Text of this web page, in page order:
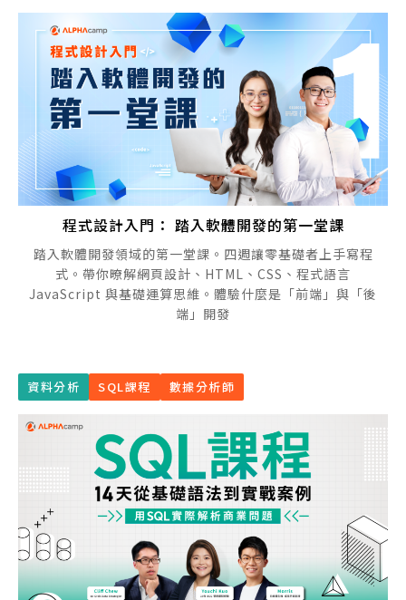
程式設計入門： 踏入軟體開發的第一堂課
踏入軟體開發領域的第一堂課。四週讓零基礎者上手寫程
式。帶你暸解網頁設計、HTML、CSS、程式語言
JavaScript 與基礎運算思維。體驗什麼是「前端」與「後
端」開發
資料分析 SQL課程 數據分析師